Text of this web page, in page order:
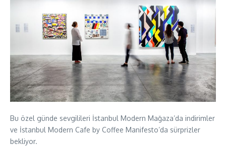
Bu özel günde sevgilileri İstanbul Modern Mağaza’da indirimler
ve İstanbul Modern Cafe by Coffee Manifesto’da sürprizler
bekliyor.